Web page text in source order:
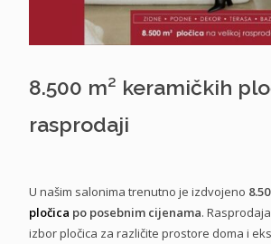
8.500 m² keramičkih
rasprodaji
U našim salonima trenutno je izdvojeno
pločica po posebnim cijenama.
izbor pločica za različite prostore doma i